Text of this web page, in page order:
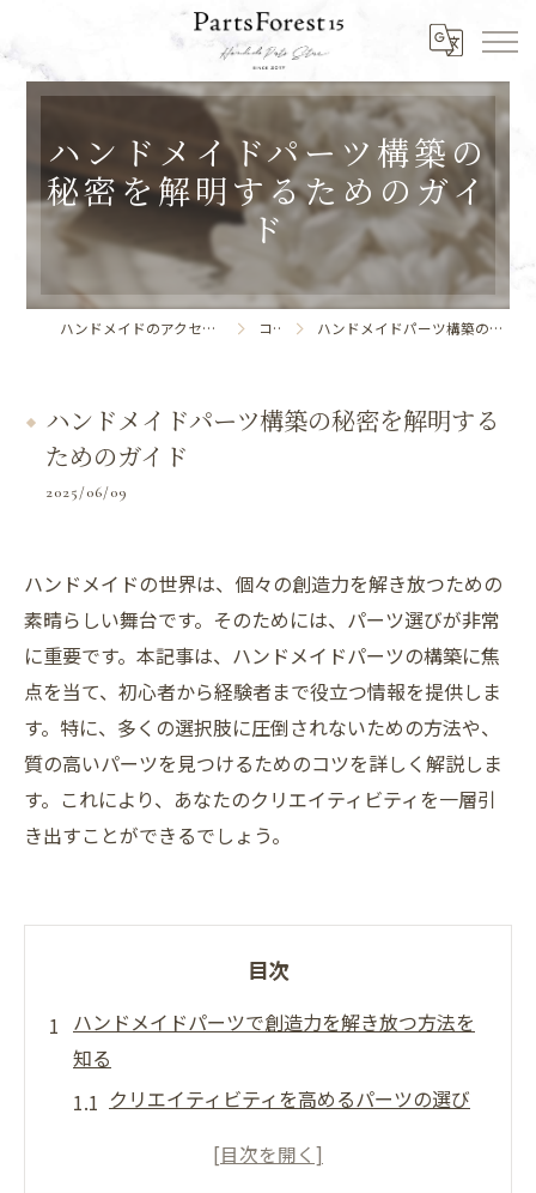
ハンドメイドパーツ構築の
秘密を解明するためのガイ
ド
ハンドメイドのアクセサリーならPartsForest15 コラム ハンドメイドパーツ構築の秘密を解明するためのガイド
ハンドメイドパーツ構築の秘密を解明する
ためのガイド
2025/06/09
ハンドメイドの世界は、個々の創造力を解き放つための
素晴らしい舞台です。そのためには、パーツ選びが非常
に重要です。本記事は、ハンドメイドパーツの構築に焦
点を当て、初心者から経験者まで役立つ情報を提供しま
す。特に、多くの選択肢に圧倒されないための方法や、
質の高いパーツを見つけるためのコツを詳しく解説しま
す。これにより、あなたのクリエイティビティを一層引
き出すことができるでしょう。
目次
ハンドメイドパーツで創造力を解き放つ方法を
知る
クリエイティビティを高めるパーツの選び
ハンドメイドパーツの歴史とその影響